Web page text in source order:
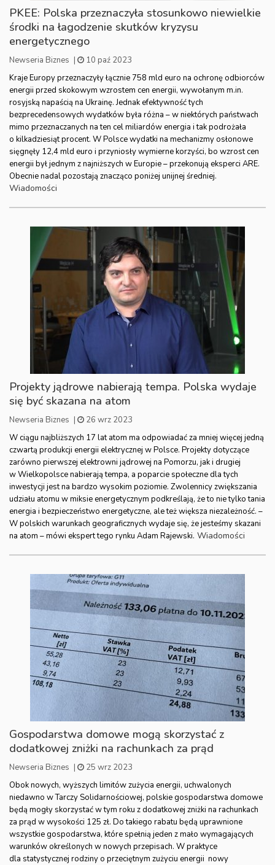
PKEE: Polska przeznaczyła stosunkowo niewielkie
środki na łagodzenie skutków kryzysu
energetycznego
Newseria Biznes |
10 paź 2023
Kraje Europy przeznaczyły łącznie 758 mld euro na ochronę odbiorców
energii przed skokowym wzrostem cen energii, wywołanym m.in.
rosyjską napaścią na Ukrainę. Jednak efektywność tych
bezprecedensowych wydatków była różna – w niektórych państwach
mimo przeznaczanych na ten cel miliardów energia i tak podrożała
o kilkadziesiąt procent. W Polsce wydatki na mechanizmy osłonowe
sięgnęły 12,4 mld euro i przyniosły wymierne korzyści, bo wzrost cen
energii był jednym z najniższych w Europie – przekonują eksperci ARE.
Obecnie nadal pozostają znacząco poniżej unijnej średniej.
Wiadomości
Projekty jądrowe nabierają tempa. Polska wydaje
się być skazana na atom
Newseria Biznes |
26 wrz 2023
W ciągu najbliższych 17 lat atom ma odpowiadać za mniej więcej jedną
czwartą produkcji energii elektrycznej w Polsce. Projekty dotyczące
zarówno pierwszej elektrowni jądrowej na Pomorzu, jak i drugiej
w Wielkopolsce nabierają tempa, a poparcie społeczne dla tych
inwestycji jest na bardzo wysokim poziomie. Zwolennicy zwiększania
udziału atomu w miksie energetycznym podkreślają, że to nie tylko tania
energia i bezpieczeństwo energetyczne, ale też większa niezależność. –
W polskich warunkach geograficznych wydaje się, że jesteśmy skazani
na atom – mówi ekspert tego rynku Adam Rajewski. Wiadomości
Gospodarstwa domowe mogą skorzystać z
dodatkowej zniżki na rachunkach za prąd
Newseria Biznes |
25 wrz 2023
Obok nowych, wyższych limitów zużycia energii, uchwalonych
niedawno w Tarczy Solidarnościowej, polskie gospodarstwa domowe
będą mogły skorzystać w tym roku z dodatkowej zniżki na rachunkach
za prąd w wysokości 125 zł. Do takiego rabatu będą uprawnione
wszystkie gospodarstwa, które spełnią jeden z mało wymagających
warunków określonych w nowych przepisach. W praktyce
dla statystycznej rodziny o przeciętnym zużyciu energii nowy